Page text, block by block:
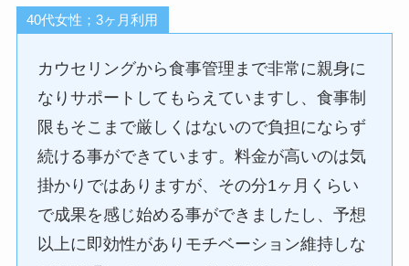
40代女性；3ヶ月利用
カウセリングから食事管理まで非常に親身に
なりサポートしてもらえていますし、食事制
限もそこまで厳しくはないので負担にならず
続ける事ができています。料金が高いのは気
掛かりではありますが、その分1ヶ月くらい
で成果を感じ始める事ができましたし、予想
以上に即効性がありモチベーション維持しな